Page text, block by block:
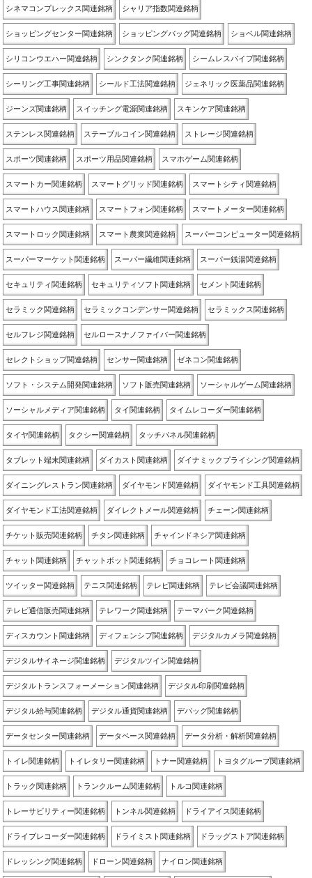
シネマコンプレックス関連銘柄 シャリア指数関連銘柄
ショッピングセンター関連銘柄 ショッピングバッグ関連銘柄 ショベル関連銘柄
シリコンウエハー関連銘柄 シンクタンク関連銘柄 シームレスパイプ関連銘柄
シーリング工事関連銘柄 シールド工法関連銘柄 ジェネリック医薬品関連銘柄
ジーンズ関連銘柄 スイッチング電源関連銘柄 スキンケア関連銘柄
ステンレス関連銘柄 ステーブルコイン関連銘柄 ストレージ関連銘柄
スポーツ関連銘柄 スポーツ用品関連銘柄 スマホゲーム関連銘柄
スマートカー関連銘柄 スマートグリッド関連銘柄 スマートシティ関連銘柄
スマートハウス関連銘柄 スマートフォン関連銘柄 スマートメーター関連銘柄
スマートロック関連銘柄 スマート農業関連銘柄 スーパーコンピューター関連銘柄
スーパーマーケット関連銘柄 スーパー繊維関連銘柄 スーパー銭湯関連銘柄
セキュリティ関連銘柄 セキュリティソフト関連銘柄 セメント関連銘柄
セラミック関連銘柄 セラミックコンデンサー関連銘柄 セラミックス関連銘柄
セルフレジ関連銘柄 セルロースナノファイバー関連銘柄
セレクトショップ関連銘柄 センサー関連銘柄 ゼネコン関連銘柄
ソフト・システム開発関連銘柄 ソフト販売関連銘柄 ソーシャルゲーム関連銘柄
ソーシャルメディア関連銘柄 タイ関連銘柄 タイムレコーダー関連銘柄
タイヤ関連銘柄 タクシー関連銘柄 タッチパネル関連銘柄
タブレット端末関連銘柄 ダイカスト関連銘柄 ダイナミックプライシング関連銘柄
ダイニングレストラン関連銘柄 ダイヤモンド関連銘柄 ダイヤモンド工具関連銘柄
ダイヤモンド工法関連銘柄 ダイレクトメール関連銘柄 チェーン関連銘柄
チケット販売関連銘柄 チタン関連銘柄 チャインドネシア関連銘柄
チャット関連銘柄 チャットボット関連銘柄 チョコレート関連銘柄
ツイッター関連銘柄 テニス関連銘柄 テレビ関連銘柄 テレビ会議関連銘柄
テレビ通信販売関連銘柄 テレワーク関連銘柄 テーマパーク関連銘柄
ディスカウント関連銘柄 ディフェンシブ関連銘柄 デジタルカメラ関連銘柄
デジタルサイネージ関連銘柄 デジタルツイン関連銘柄
デジタルトランスフォーメーション関連銘柄 デジタル印刷関連銘柄
デジタル給与関連銘柄 デジタル通貨関連銘柄 デバッグ関連銘柄
データセンター関連銘柄 データベース関連銘柄 データ分析・解析関連銘柄
トイレ関連銘柄 トイレタリー関連銘柄 トナー関連銘柄 トヨタグループ関連銘柄
トラック関連銘柄 トランクルーム関連銘柄 トルコ関連銘柄
トレーサビリティー関連銘柄 トンネル関連銘柄 ドライアイス関連銘柄
ドライブレコーダー関連銘柄 ドライミスト関連銘柄 ドラッグストア関連銘柄
ドレッシング関連銘柄 ドローン関連銘柄 ナイロン関連銘柄